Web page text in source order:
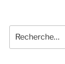
pour